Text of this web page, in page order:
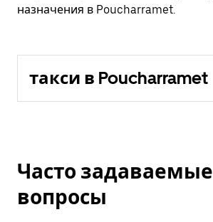
назначения в Poucharramet.
такси в Poucharramet
Часто задаваемые
вопросы